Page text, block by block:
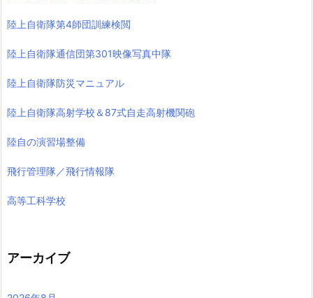
陸上自衛隊第4師団訓練検閲
陸上自衛隊通信団第301映像写真中隊
陸上自衛隊防災マニュアル
陸上自衛隊高射学校＆87式自走高射機関砲
陸自の演習場整備
飛行管理隊／飛行情報隊
高等工科学校
アーカイブ